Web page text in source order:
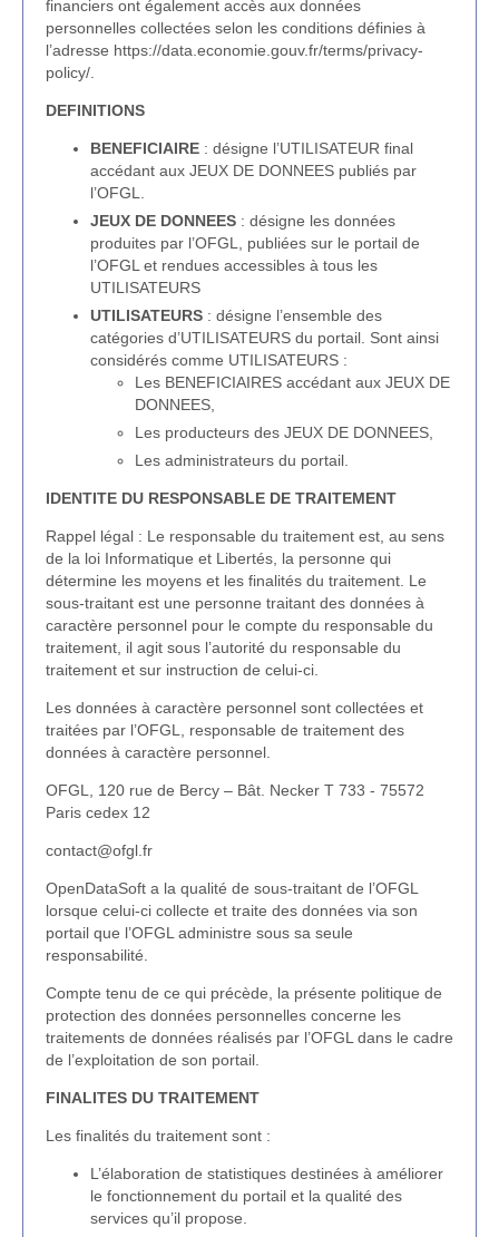
financiers ont également accès aux données
personnelles collectées selon les conditions définies à
l’adresse https://data.economie.gouv.fr/terms/privacy-
policy/.
DEFINITIONS
BENEFICIAIRE : désigne l’UTILISATEUR final
accédant aux JEUX DE DONNEES publiés par
l’OFGL.
JEUX DE DONNEES : désigne les données
produites par l’OFGL, publiées sur le portail de
l’OFGL et rendues accessibles à tous les
UTILISATEURS
UTILISATEURS : désigne l’ensemble des
catégories d’UTILISATEURS du portail. Sont ainsi
considérés comme UTILISATEURS :
Les BENEFICIAIRES accédant aux JEUX DE
DONNEES,
Les producteurs des JEUX DE DONNEES,
Les administrateurs du portail.
IDENTITE DU RESPONSABLE DE TRAITEMENT
Rappel légal : Le responsable du traitement est, au sens
de la loi Informatique et Libertés, la personne qui
détermine les moyens et les finalités du traitement. Le
sous-traitant est une personne traitant des données à
caractère personnel pour le compte du responsable du
traitement, il agit sous l’autorité du responsable du
traitement et sur instruction de celui-ci.
Les données à caractère personnel sont collectées et
traitées par l’OFGL, responsable de traitement des
données à caractère personnel.
OFGL, 120 rue de Bercy – Bât. Necker T 733 - 75572
Paris cedex 12
contact@ofgl.fr
OpenDataSoft a la qualité de sous-traitant de l’OFGL
lorsque celui-ci collecte et traite des données via son
portail que l’OFGL administre sous sa seule
responsabilité.
Compte tenu de ce qui précède, la présente politique de
protection des données personnelles concerne les
traitements de données réalisés par l’OFGL dans le cadre
de l’exploitation de son portail.
FINALITES DU TRAITEMENT
Les finalités du traitement sont :
L’élaboration de statistiques destinées à améliorer
le fonctionnement du portail et la qualité des
services qu’il propose.